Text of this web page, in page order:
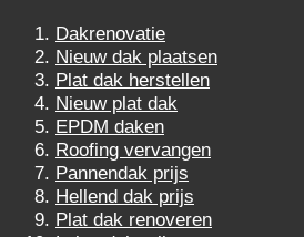
Dakrenovatie
Nieuw dak plaatsen
Plat dak herstellen
Nieuw plat dak
EPDM daken
Roofing vervangen
Pannendak prijs
Hellend dak prijs
Plat dak renoveren